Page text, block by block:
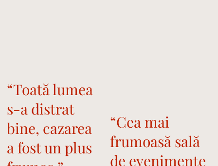
“Toată lumea
s-a distrat
bine, cazarea
a fost un plus
“Cea mai
frumoasă sală
de evenimente